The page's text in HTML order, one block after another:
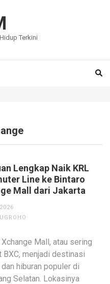
Terkini
Lengkap Naik KRL
Line ke Bintaro
Mall dari Jakarta
Mall, atau sering
BXC, menjadi destinasi
hiburan populer di
Selatan. Lokasinya